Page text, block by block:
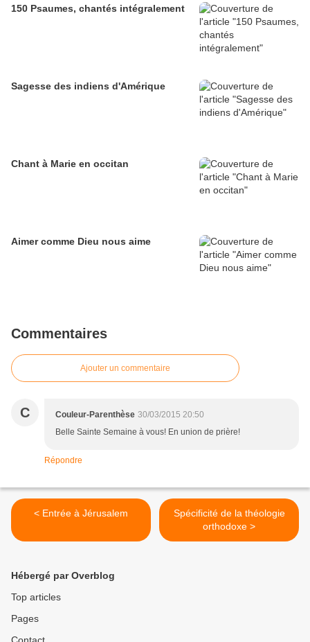
150 Psaumes, chantés intégralement
Sagesse des indiens d'Amérique
Chant à Marie en occitan
Aimer comme Dieu nous aime
Commentaires
Ajouter un commentaire
C Couleur-Parenthèse 30/03/2015 20:50
Belle Sainte Semaine à vous! En union de prière!
Répondre
< Entrée à Jérusalem
Spécificité de la théologie
orthodoxe >
Hébergé par Overblog
Top articles
Pages